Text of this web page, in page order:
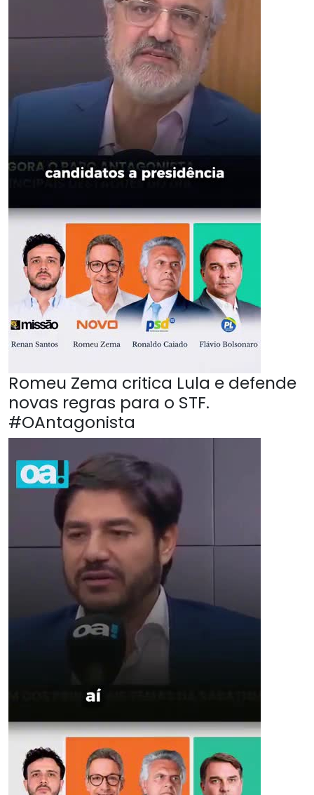
Romeu Zema critica Lula e defende
novas regras para o STF.
#OAntagonista